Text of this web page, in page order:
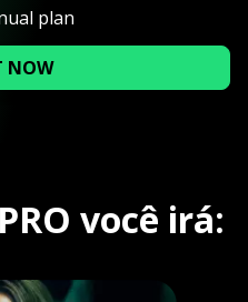
plan
NOW
você irá: